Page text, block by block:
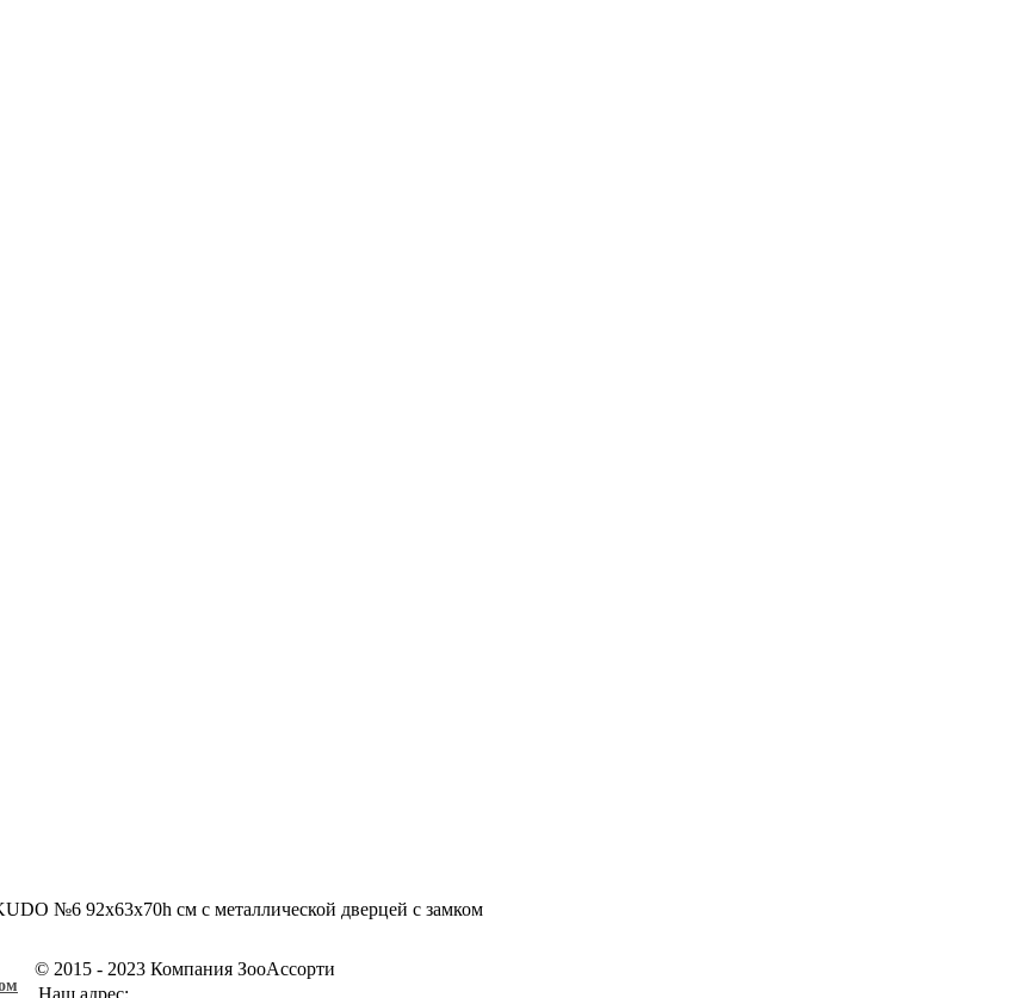
№6 92х63х70h см с металлической дверцей с замком
© 2015 - 2023 Компания ЗооАссорти
Наш адрес: